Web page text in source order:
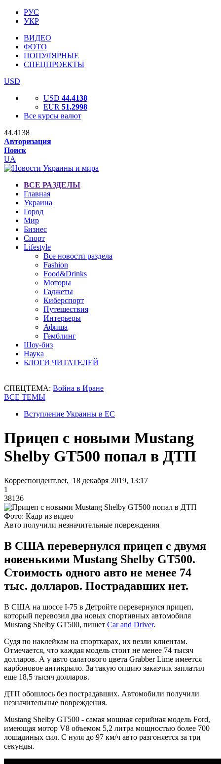
РУС
УКР
ВИДЕО
ФОТО
ПОПУЛЯРНЫЕ
СПЕЦПРОЕКТЫ
USD
USD 44.4138
EUR 51.2998
Все курсы валют
44.4138
Авторизация
Поиск
UA
ВСЕ РАЗДЕЛЫ
Главная
Украина
Город
Мир
Бизнес
Спорт
Lifestyle
Все новости раздела
Fashion
Food&Drinks
Моторы
Гаджеты
Киберспорт
Путешествия
Интерьеры
Афиша
Гемблинг
Шоу-биз
Наука
БЛОГИ ЧИТАТЕЛЕЙ
СПЕЦТЕМА: Война в Иране
ВСЕ ТЕМЫ
Вступление Украины в ЕС
Прицеп с новыми Mustang
Shelby GT500 попал в ДТП
Корреспондент.net, 18 декабря 2019, 13:17
1
38136
Фото: Кадр из видео
Авто получили незначительные повреждения
В США перевернулся прицеп с двумя
новенькими Mustang Shelby GT500.
Стоимость одного авто не менее 74
тыс. долларов. Пострадавших нет.
В США на шоссе I-75 в Детройте перевернулся прицеп,
который перевозил два новых спортивных автомобиля
Mustang Shelby GT500, пишет Car and Driver.
Судя по наклейкам на спорткарах, их везли клиентам.
Отмечается, что каждая модель стоит не менее 74 тысяч
долларов. А у авто салатового цвета Grabber Lime имеется
карбоновое антикрыло. За такую опцию заказчик заплатил
еще 18,5 тысяч долларов.
ДТП обошлось без пострадавших. Автомобили получили
незначительные повреждения.
Mustang Shelby GT500 - самая мощная серийная модель Ford,
имеющая мотор V8 объемом 5,2 литра мощностью более 700
лошадиных сил. С нуля до 97 км/ч авто разгоняется за три
секунды.